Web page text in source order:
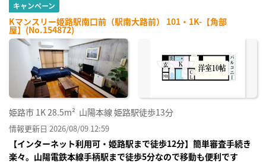
キャンペーン
Kマンスリー姫路駅南口前（駅南大路前） 101・1K-【角部
屋】(No.154872)
姫路市 1K28.5m² 山陽本線 姫路駅徒歩13分
情報更新日 2026/08/09 12:59
【インターネット利用可・姫路駅まで徒歩12分】簡単審査手続き
楽々。山陽電鉄本線手柄駅まで徒歩5分なので移動も便利です